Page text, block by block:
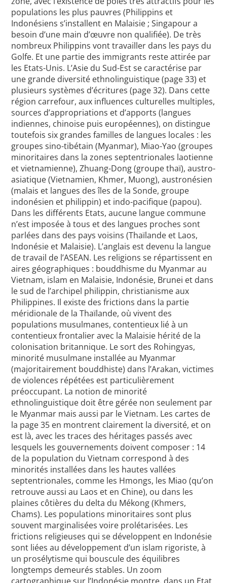
populations les plus pauvres (Philippins et
Indonésiens s’installent en Malaisie ; Singapour a
besoin d’une main d’œuvre non qualifiée). De très
nombreux Philippins vont travailler dans les pays du
Golfe. Et une partie des immigrants reste attirée par
les Etats-Unis. L’Asie du Sud-Est se caractérise par
une grande diversité ethnolinguistique (page 33) et
plusieurs systèmes d’écritures (page 32). Dans cette
région carrefour, aux influences culturelles multiples,
sources d’appropriations et d’apports (langues
indiennes, chinoise puis européennes), on distingue
toutefois six grandes familles de langues locales : les
groupes sino-tibétain (Myanmar), Miao-Yao (groupes
minoritaires dans la zones septentrionales laotienne
et vietnamienne), Zhuang-Dong (groupe thaï), austro-
asiatique (Vietnamien, Khmer, Muong), austronésien
(malais et langues des îles de la Sonde, groupe
indonésien et philippin) et indo-pacifique (papou).
Dans les différents Etats, aucune langue commune
n’est imposée à tous et des langues proches sont
parlées dans des pays voisins (Thaïlande et Laos,
Indonésie et Malaisie). L’anglais est devenu la langue
de travail de l’ASEAN. Les religions se répartissent en
aires géographiques : bouddhisme du Myanmar au
Vietnam, islam en Malaisie, Indonésie, Brunei et dans
le sud de l’archipel philippin, christianisme aux
Philippines. Il existe des frictions dans la partie
méridionale de la Thaïlande, où vivent des
populations musulmanes, contentieux lié à un
contentieux frontalier avec la Malaisie hérité de la
colonisation britannique. Le sort des Rohingyas,
minorité musulmane installée au Myanmar
(majoritairement bouddhiste) dans l’Arakan, victimes
de violences répétées est particulièrement
préoccupant. La notion de minorité
ethnolinguistique doit être gérée non seulement par
le Myanmar mais aussi par le Vietnam. Les cartes de
la page 35 en montrent clairement la diversité, et on
est là, avec les traces des héritages passés avec
lesquels les gouvernements doivent composer : 14
de la population du Vietnam correspond à des
minorités installées dans les hautes vallées
septentrionales, comme les Hmongs, les Miao (qu’on
retrouve aussi au Laos et en Chine), ou dans les
plaines côtières du delta du Mékong (Khmers,
Chams). Les populations minoritaires sont plus
souvent marginalisées voire prolétarisées. Les
frictions religieuses qui se développent en Indonésie
sont liées au développement d’un islam rigoriste, à
un prosélytisme qui bouscule des équilibres
longtemps demeurés stables. Un zoom